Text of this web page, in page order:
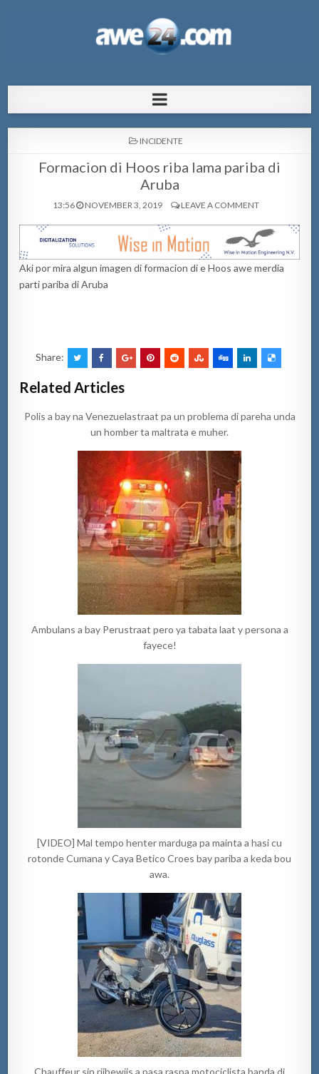
pa Aruba
POSTED
INCIDENTE
Formacion di Hoos riba lama pariba di
Aruba
13:56 NOVEMBER 3, 2019 LEAVE A COMMENT
Aki por mira algun imagen di formacion di e Hoos awe merdia
parti pariba di Aruba
Share:
Related Articles
Polis a bay na Venezuelastraat pa un problema di pareha unda
un homber ta maltrata e muher.
Ambulans a bay Perustraat pero ya tabata laat y persona a
fayece!
[VIDEO] Mal tempo henter marduga pa mainta a hasi cu
rotonde Cumana y Caya Betico Croes bay pariba a keda bou
awa.
Chauffeur sin rijbewijs a pasa raspa motociclista banda di